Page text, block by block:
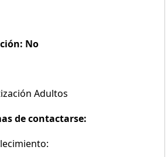
No
Adultos
de contactarse: